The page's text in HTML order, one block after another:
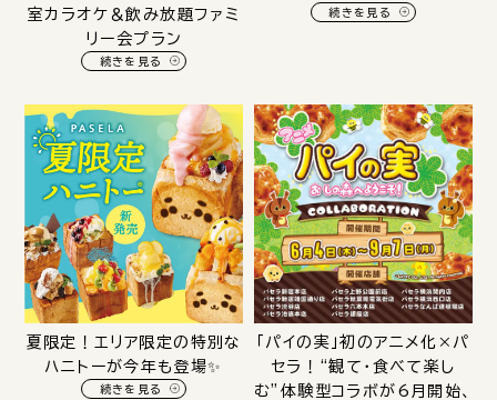
室カラオケ＆飲み放題ファミ
リー会プラン
続きを見る
続きを見る
夏限定！エリア限定の特別な
ハニトーが今年も登場✨️
続きを見る
「パイの実」初のアニメ化×パ
セラ！“観て・食べて楽し
む”体験型コラボが6月開始、